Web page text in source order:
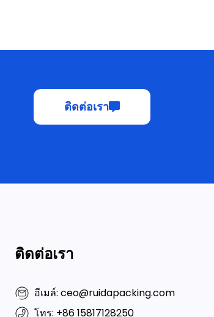
ติดต่อเรา
ติดต่อเรา
อีเมล์: ceo@ruidapacking.com
โทร: +86 15817128250